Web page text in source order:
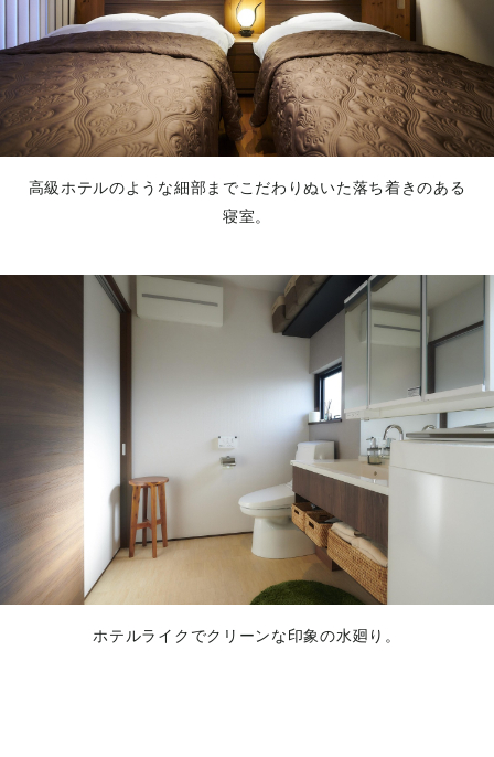
高級ホテルのような細部までこだわりぬいた落ち着きのある
寝室。
ホテルライクでクリーンな印象の水廻り。